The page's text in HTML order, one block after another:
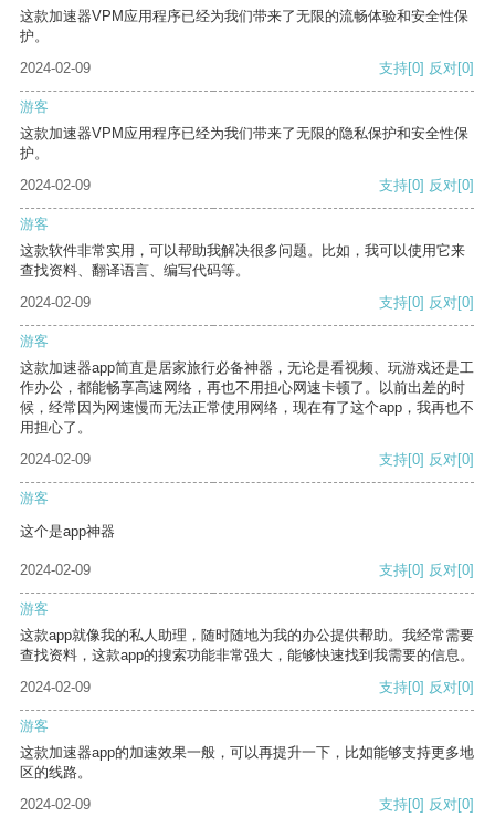
这款加速器VPM应用程序已经为我们带来了无限的流畅体验和安全性保
护。
2024-02-09
支持[0] 反对[0]
游客
这款加速器VPM应用程序已经为我们带来了无限的隐私保护和安全性保
护。
2024-02-09
支持[0] 反对[0]
游客
这款软件非常实用，可以帮助我解决很多问题。比如，我可以使用它来
查找资料、翻译语言、编写代码等。
2024-02-09
支持[0] 反对[0]
游客
这款加速器app简直是居家旅行必备神器，无论是看视频、玩游戏还是工
作办公，都能畅享高速网络，再也不用担心网速卡顿了。以前出差的时
候，经常因为网速慢而无法正常使用网络，现在有了这个app，我再也不
用担心了。
2024-02-09
支持[0] 反对[0]
游客
这个是app神器
2024-02-09 支持[0] 反对[0]
游客
这款app就像我的私人助理，随时随地为我的办公提供帮助。我经常需要
查找资料，这款app的搜索功能非常强大，能够快速找到我需要的信息。
2024-02-09
支持[0] 反对[0]
游客
这款加速器app的加速效果一般，可以再提升一下，比如能够支持更多地
区的线路。
2024-02-09
支持[0] 反对[0]